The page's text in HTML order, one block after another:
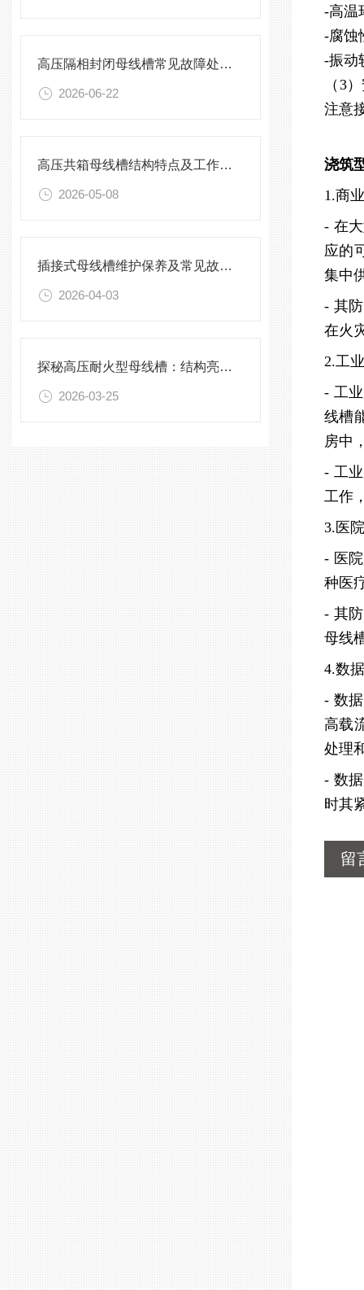
高压隔相封闭母线槽常见故障处理方案
2026-06-22
高压共箱母线槽结构特点及工作原理
2026-05-08
插接式母线槽维护保养及常见故障处理指南
2026-04-03
探秘高压耐火型母线槽：结构亮点与实用效能
2026-03-25
-高温
-腐蚀
-振动
（3
注意
浇筑
1.商
- 在
应的
集中
- 其
在火
2.工
- 工
线槽
房中
- 工
工作
3.医
- 医
种医
- 其
母线
4.数
- 数
高载
处理
- 数
时其
留